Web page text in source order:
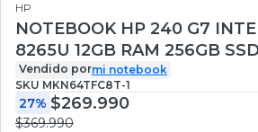
HP
NOTEBOOK HP 240 G7
8265U 12GB RAM 256GB
REACONDICIONADO
Vendido pormi notebook
SKU MKN64TFC8T-1
27% $269.990
$369.990